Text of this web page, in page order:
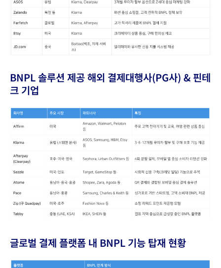
BNPL 솔루션 제공 해외 결제대행사(PG사) & 핀테
크 기업
글로벌 결제 플랫폼 내 BNPL 기능 탑재 현황